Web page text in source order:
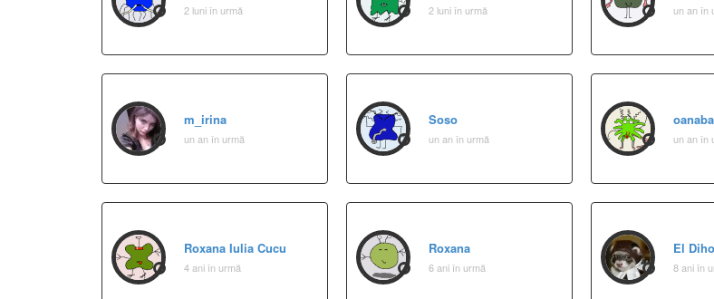
2 luni în urmă 2 luni în urmă un an în
m_irina
un an în urmă
Soso
un an în urmă un an în
Roxana Iulia Cucu
4 ani în urmă
Roxana
6 ani în urmă
El
8 ani în